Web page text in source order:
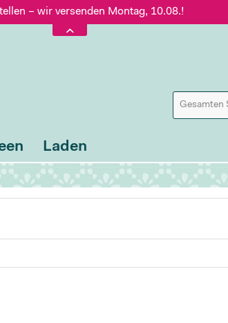
– wir versenden Montag, 10.08.!
nur 5,60 €, gratis ab 95 € Warenwert
– wir versenden Montag, 10.08.!
Laden